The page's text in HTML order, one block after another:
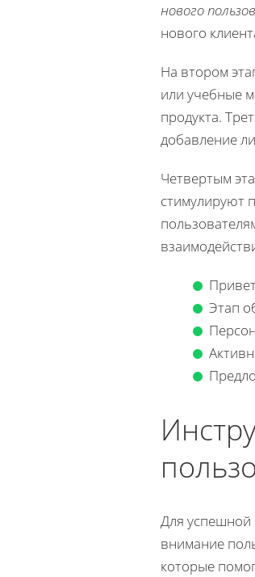
нового
нового
На втором
или учебные
продукта.
добавление
Четвертым
стимулируют
Этап
Для успешной
внимание
которые